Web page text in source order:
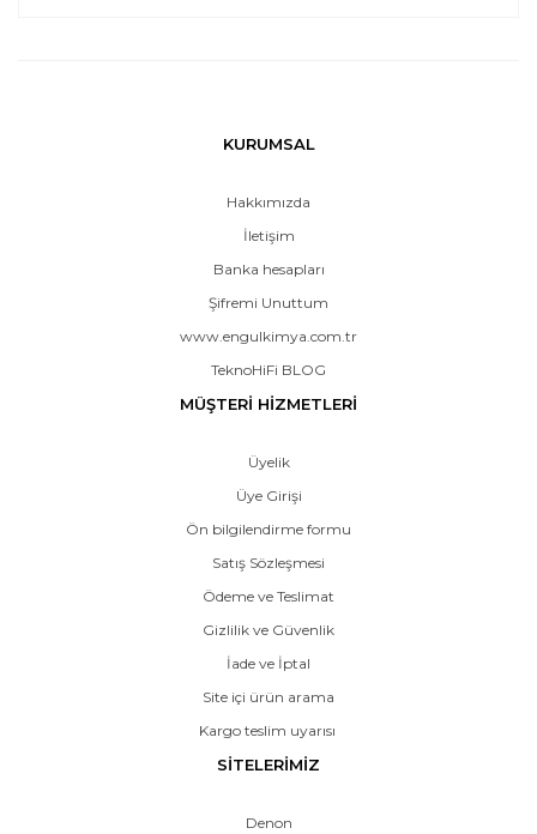
KURUMSAL
Hakkımızda
İletişim
Banka hesapları
Şifremi Unuttum
www.engulkimya.com.tr
TeknoHiFi BLOG
MÜŞTERİ HİZMETLERİ
Üyelik
Üye Girişi
Ön bilgilendirme formu
Satış Sözleşmesi
Ödeme ve Teslimat
Gizlilik ve Güvenlik
İade ve İptal
Site içi ürün arama
Kargo teslim uyarısı
SİTELERİMİZ
Denon